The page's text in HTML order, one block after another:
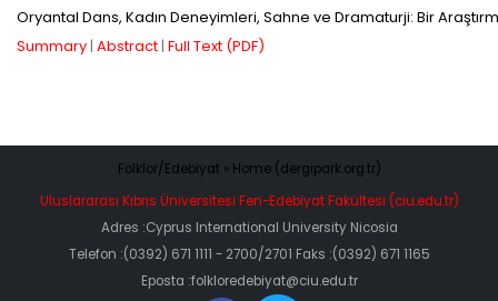
gönderilmesi ve
sonraki öndenetim,
ve hakem süreçleri,
Dergipark üzerinden
gerçekleştirilmektedir.
Oryantal Dans, Kadın Deneyimleri, Sahne ve Dramaturji: Bir
Summary| Abstract| Full Text (PDF)
Folklor/Edebiyat » Home (dergipark.org.tr)
Uluslararası Kıbrıs Üniversitesi Fen-Edebiyat Fakültesi (ciu.edu.tr)
Adres :Cyprus International University Nicosia
Telefon :(0392) 671 1111 - 2700/2701 Faks :(0392) 671 1165
Eposta :folkloredebiyat@ciu.edu.tr